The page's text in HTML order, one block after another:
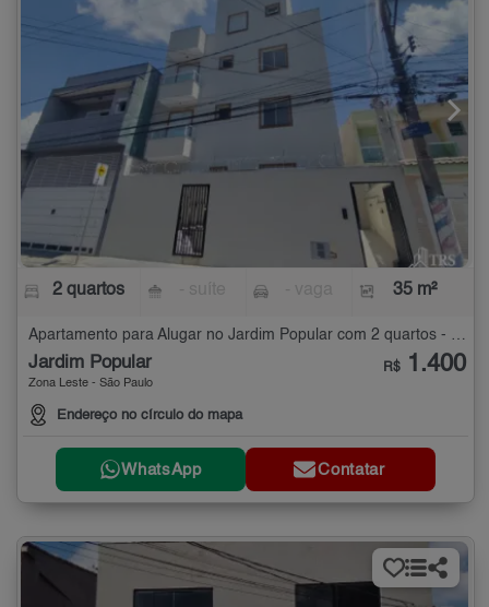
2 quartos 35 m²
Apartamento para Alugar no Jardim Popular com 2 quartos - 35 m²
Jardim Popular
Zona Leste - São Paulo
Endereço no círculo do mapa
R$ 1.400
WhatsApp Contatar